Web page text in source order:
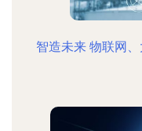
智造未来 物联网